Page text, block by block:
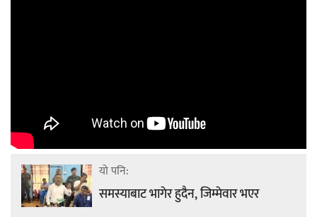
यो पनि:
समस्याबाट भागेर हुदैन, जिम्मेवार भएर